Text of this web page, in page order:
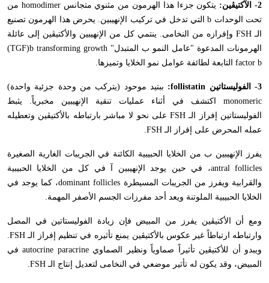
2- الآكتيڤين: يتكون جزءا هذا الهرمون من مثنوي متجانسhomodimer من
تحت الوحدات bالتي تدخل في تركيب الإنهيبين. يحرض هذا الهرمون تصنيع
الـ FSH وإفرازه من النخامى. ينتمي كل من الإنهيبين والأكتيڤين إلى عائلة
الهرمونات المدعوة "عامل النمو ب المتبدل" (TGF)b transforming growth
factor b التابعة لطائفة عوامل نمو الخلايا وتميزها.
3- الفوليستاتين follistatin
: ببتيد موحود (يتركب من وحدة جزئية واحدة)
monomeric اكتشف في أثناء عمليات تنقية الإنهيبين مخبرياً. يثبط
الفوليستاتين إفراز الـ FSHعلى نحو لا مباشر بارتباطه بالأكتيڤين وتعطيله
عمله المحرض على إفراز الـ FSH
.
يفرز الإنهيبين ب من الخلايا الحبيبية الكائنة في الجريبات الغارية الصغيرة
antral follicles، في حين يوجد الإنهيبين آ في كل من الخلايا الحبيبية
والقرابية ويفرز من الجريبات المسيطرة dominant follicles، كما يوجد في
الخلايا الحبيبية الملوتنة ويعد أحد مفرزات الجسم الأصفر المهمة.
ومع أن الأكتيڤين يفرز من المبيض فإن زيادة الفوليستاتين في المصل
وارتباطه ارتباطاً غير عكوس بالأكتيڤين يمنع تأثيره في تنظيم إفراز الـ FSH
.
ويبدو أن للأكتيڤين تأثيراً صماوياً ونظير الصماويautocrine paracrineفي
المبيض، وقد يكون له تأثير موضعي في النخامى لتعديل إنتاج الـ FSH
.